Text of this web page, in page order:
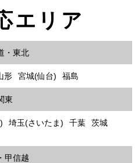
エリア
・東北
形 宮城(仙台) 福島
東
埼玉(さいたま) 千葉
茨城
甲信越